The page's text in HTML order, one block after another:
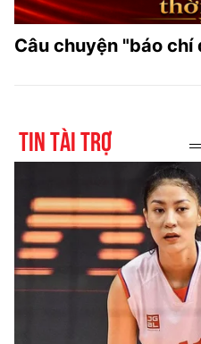
Câu chuyện "báo